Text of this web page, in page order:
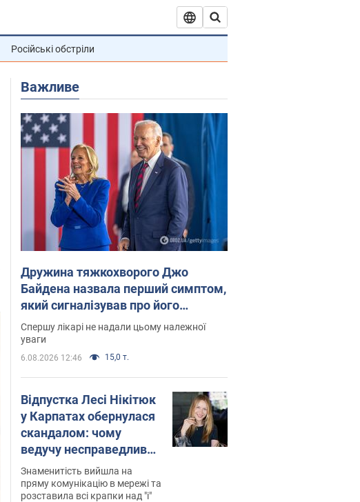
Російські обстріли
Важливе
Дружина тяжкохворого Джо
Байдена назвала перший симптом,
який сигналізував про його
"агресивний" рак
Спершу лікарі не надали цьому належної
уваги
6.08.2026 12:46 15,0 т.
Відпустка Лесі Нікітюк
у Карпатах обернулася
скандалом: чому
ведучу несправедливо
захейтили
Знаменитість вийшла на
пряму комунікацію в мережі та
розставила всі крапки над "і"